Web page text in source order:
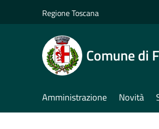
Regione Toscana
Comune di
Amministrazione Novità